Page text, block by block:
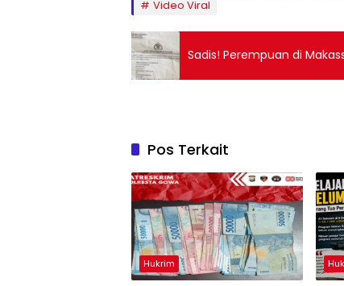
Video Viral
Sadis! Perempuan di
Pos Terkait
Hukrim